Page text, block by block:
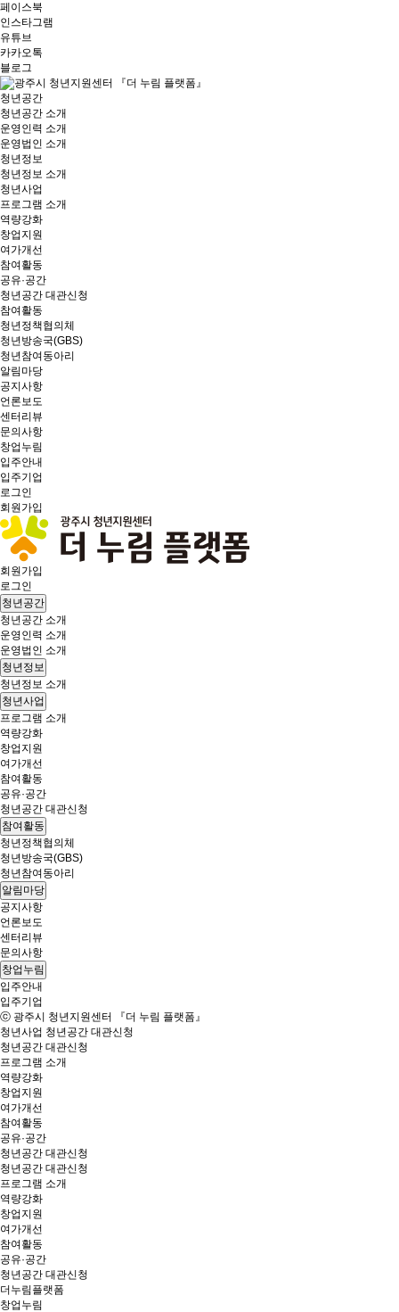
페이스북
인스타그램
유튜브
카카오톡
블로그
청년공간
청년공간 소개
운영인력 소개
운영법인 소개
청년정보
청년정보 소개
청년사업
프로그램 소개
역량강화
창업지원
여가개선
참여활동
공유·공간
청년공간 대관신청
참여활동
청년정책협의체
청년방송국(GBS)
청년참여동아리
알림마당
공지사항
언론보도
센터리뷰
문의사항
창업누림
입주안내
입주기업
로그인
회원가입
회원가입
로그인
청년공간
청년공간 소개
운영인력 소개
운영법인 소개
청년정보
청년정보 소개
청년사업
프로그램 소개
역량강화
창업지원
여가개선
참여활동
공유·공간
청년공간 대관신청
참여활동
청년정책협의체
청년방송국(GBS)
청년참여동아리
알림마당
공지사항
언론보도
센터리뷰
문의사항
창업누림
입주안내
입주기업
ⓒ 광주시 청년지원센터 『더 누림 플랫폼』
청년사업 청년공간 대관신청
청년공간 대관신청
프로그램 소개
역량강화
창업지원
여가개선
참여활동
공유·공간
청년공간 대관신청
청년공간 대관신청
프로그램 소개
역량강화
창업지원
여가개선
참여활동
공유·공간
청년공간 대관신청
더누림플랫폼
창업누림